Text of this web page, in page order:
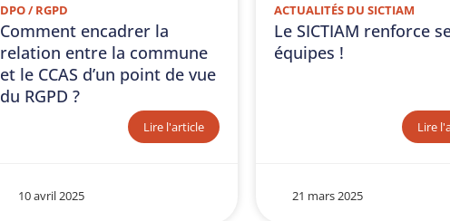
DPO / RGPD
Comment encadrer la
relation entre la commune
et le CCAS d’un point de vue
du RGPD ?
Lire l'article
10 avril 2025
ACTUALITÉS DU SICTIAM
Le SICTIAM renforce
équipes !
Lire
21 mars 2025